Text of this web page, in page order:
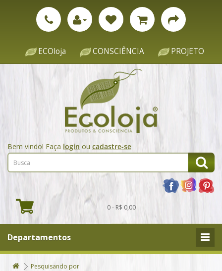
ECOloja CONSCIÊNCIA PROJETO
Bem vindo! Faça login ou cadastre-se
0 - R$ 0,00
Departamentos
Pesquisando por